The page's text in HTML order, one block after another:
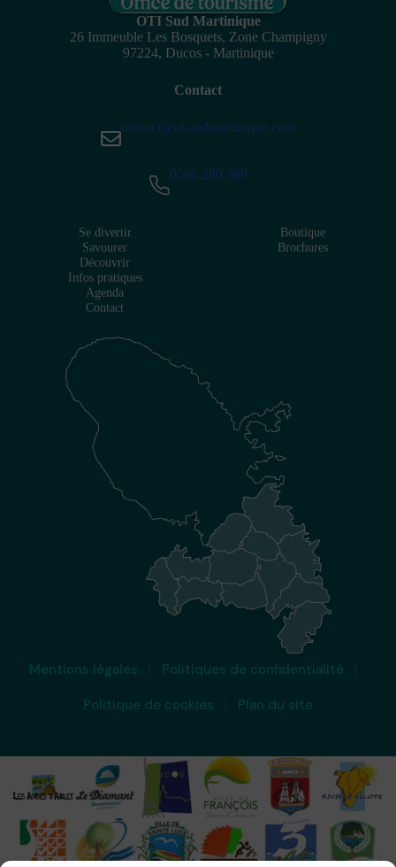
OTI Sud Martinique
26 Immeuble Les Bosquets, Zone Champigny
97224, Ducos - Martinique
Contact
contact@ot-sudmartinique.com
0596 280 999
Se divertir
Savourer
Découvrir
Infos pratiques
Agenda
Contact
Boutique
Brochures
Mentions légales
Politiques de confidentialité
Politique de cookies
Plan du site